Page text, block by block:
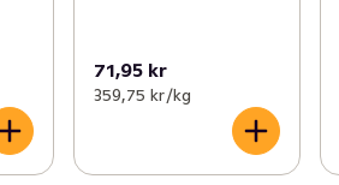
71,95 kr
359,75 kr /kg